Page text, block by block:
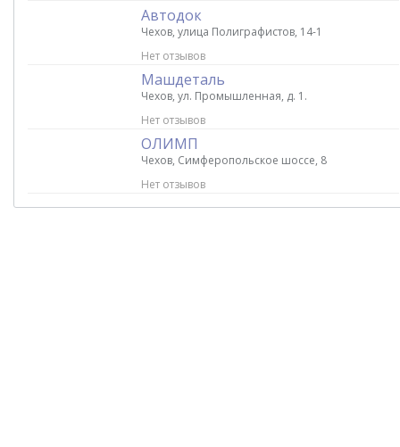
Автодок
Чехов, улица Полиграфистов, 14-1
Нет отзывов
Машдеталь
Чехов, ул. Промышленная, д. 1.
Нет отзывов
ОЛИМП
Чехов, Симферопольское шоссе, 8
Нет отзывов